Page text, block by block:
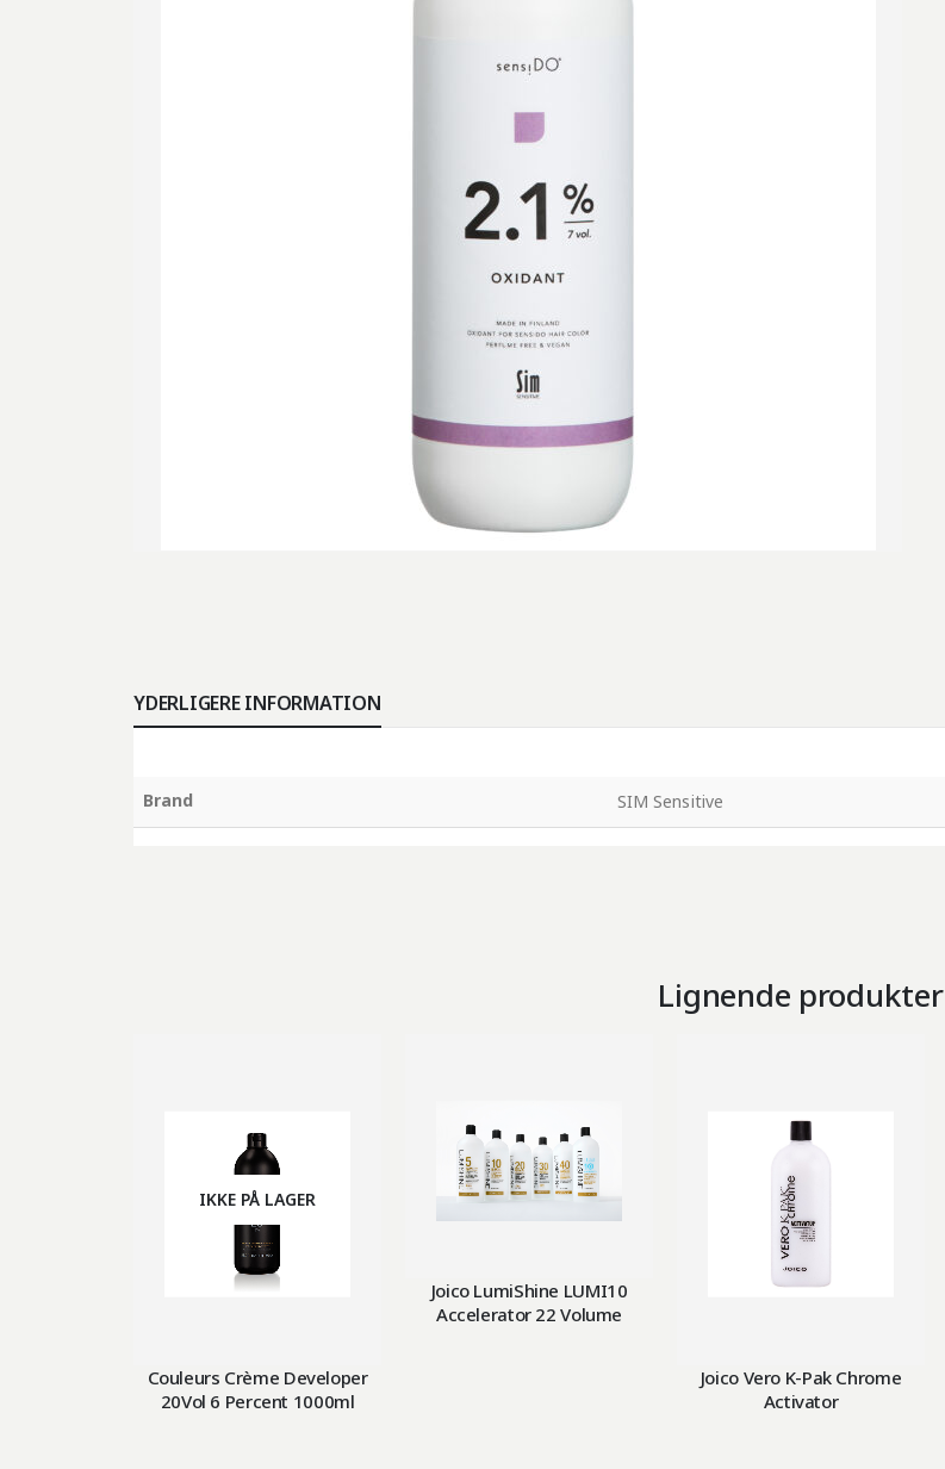
YDERLIGERE INFORMATION
Brand SIM Sensitive
Lignende produkter
IKKE PÅ LAGER
Couleurs Crème Developer
20Vol 6 Percent 1000ml
Joico LumiShine LUMI10
Accelerator 22 Volume
Joico Vero K-Pak Chrome
Activator